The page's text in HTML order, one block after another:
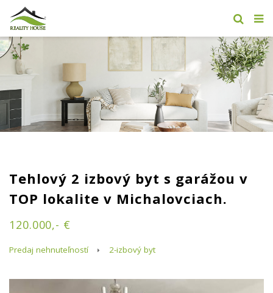
Tehlový 2 izbový byt s garážou v
TOP lokalite v Michalovciach.
120.000,- €
Predaj nehnuteľností 2-izbový byt